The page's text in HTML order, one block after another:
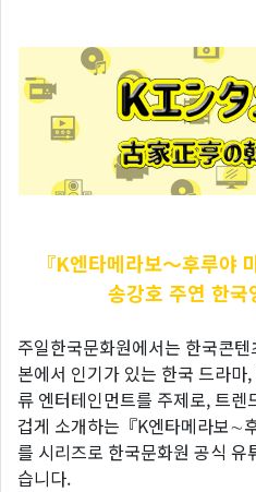
『K엔타메라보～후루야
송강호 주연 한국
주일한국문화원에서는 한국콘
본에서 인기가 있는 한국 드라
류 엔터테인먼트를 주제로, 트
겁게 소개하는『K엔타메라보∼
를 시리즈로 한국문화원 공식
습니다.